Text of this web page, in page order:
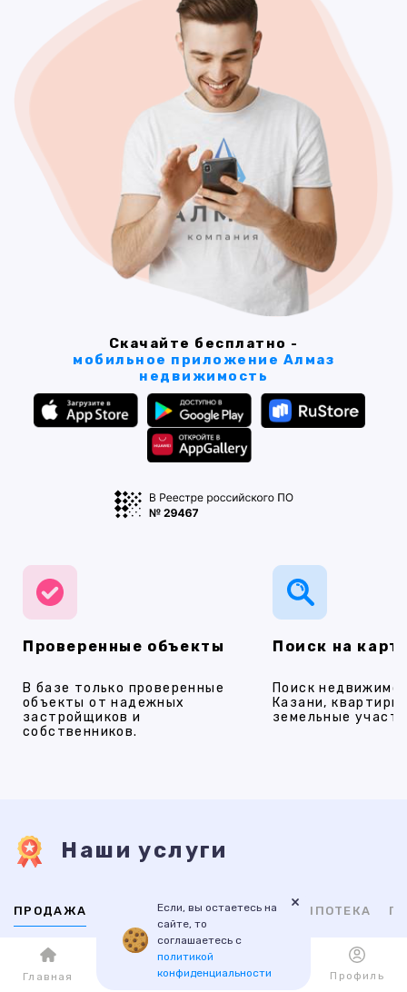
Скачайте бесплатно -
мобильное приложение Алмаз
недвижимость
Проверенные объекты
В базе только проверенные
объекты от надежных
застройщиков и
собственников.
Поиск на
Поиск
Казани,
земельные
Наши услуги
ПРОДАЖА АРЕНДА НОВОСТРОЙКИ ИПОТЕКА
ВТОРИЧНАЯ НОВОСТРОЙКИ
Если, вы остаетесь на
сайте, то
соглашаетесь с
политикой
конфиденциальности
×
Главная Каталог Избранное Профиль